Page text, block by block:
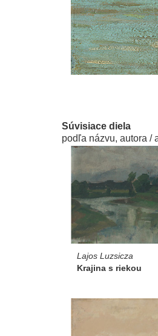
Súvisiace diela
podľa názvu, autora /
Lajos Luzsicza
Krajina s riekou